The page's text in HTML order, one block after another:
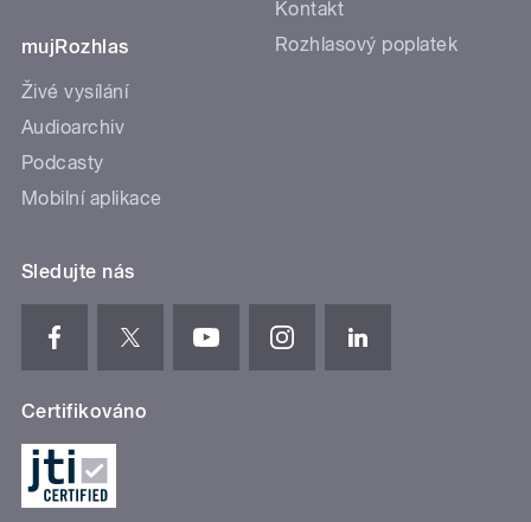
mujRozhlas
Živé vysílání
Audioarchiv
Podcasty
Mobilní aplikace
Kontakt
Rozhlasový poplatek
Sledujte nás
Certifikováno